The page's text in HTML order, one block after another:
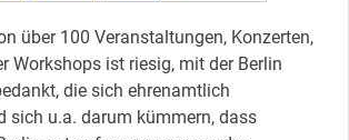
über 100 Veranstaltungen, Konzerten,
Workshops ist riesig, mit der Berlin
die sich ehrenamtlich
sich u.a. darum kümmern, dass